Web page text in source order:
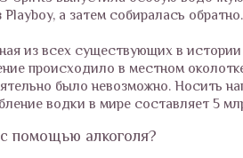
а затем собиралась
из всех существующих в
происходило в местном
было невозможно. Носить
водки в мире составляет 5
помощью алкоголя?